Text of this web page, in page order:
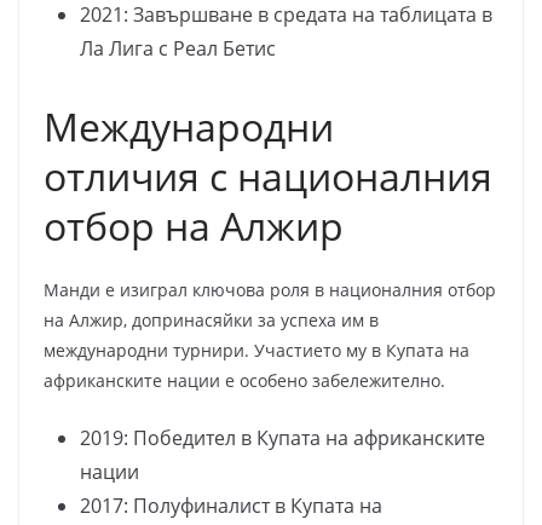
2021: Завършване в средата на таблицата в
Ла Лига с Реал Бетис
Международни
отличия с националния
отбор на Алжир
Манди е изиграл ключова роля в националния отбор
на Алжир, допринасяйки за успеха им в
международни турнири. Участието му в Купата на
африканските нации е особено забележително.
2019: Победител в Купата на африканските
нации
2017: Полуфиналист в Купата на